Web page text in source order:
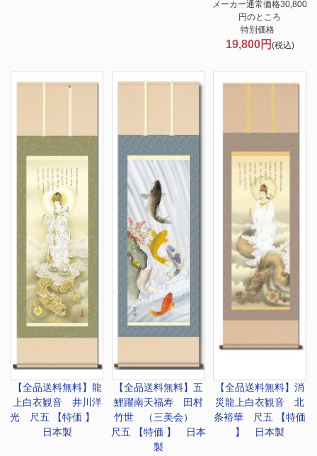
メーカー通常価格30,800
円のところ
特別価格
19,800円 (税込)
【全品送料無料】 龍
上白衣観音 井川洋
光 尺五 【特価 】
日本製
【全品送料無料】 五
鯉躍南天福寿 田村
竹世 （三美会）
尺五 【特価 】 日本
製
【全品送料無料】消
災龍上白衣観音 北
条裕華 尺五 【特価
】 日本製